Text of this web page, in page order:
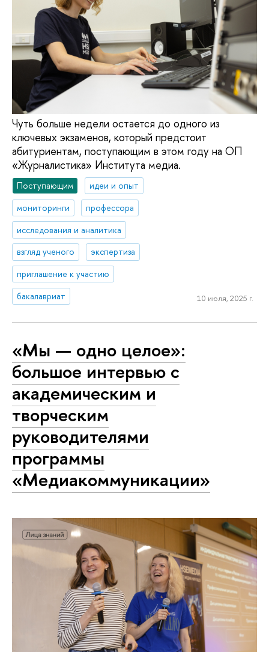
Чуть больше недели остается до одного из
ключевых экзаменов, который предстоит
абитуриентам, поступающим в этом году на ОП
«Журналистика» Института медиа.
Поступающим
идеи и опыт
мониторинги
профессора
исследования и аналитика
взгляд ученого
экспертиза
приглашение к участию
бакалавриат
10 июля, 2025 г.
«Мы — одно целое»:
большое интервью с
академическим и
творческим
руководителями
программы
«Медиакоммуникации»